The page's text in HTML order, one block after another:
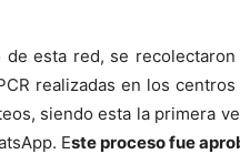
esta red, se
realizadas en los
siendo esta la primera
Este proceso fue